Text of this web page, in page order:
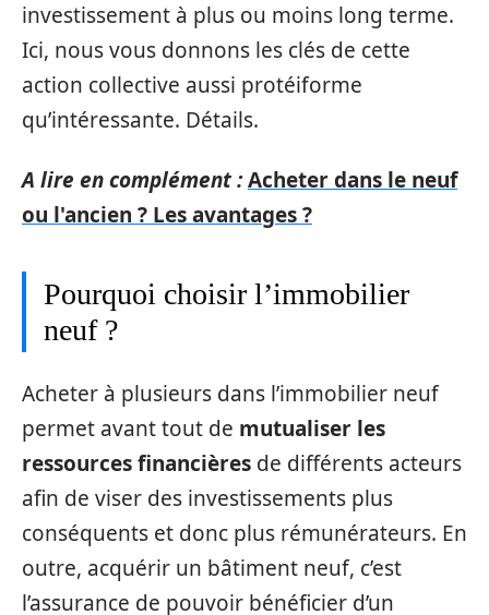
investissement à plus ou moins long terme.
Ici, nous vous donnons les clés de cette
action collective aussi protéiforme
qu’intéressante. Détails.
A lire en complément :Acheter dans le neuf
ou l'ancien ? Les avantages ?
Pourquoi choisir l’immobilier
neuf ?
Acheter à plusieurs dans l’immobilier neuf
permet avant tout de mutualiser les
ressources financières de différents acteurs
afin de viser des investissements plus
conséquents et donc plus rémunérateurs. En
outre, acquérir un bâtiment neuf, c’est
l’assurance de pouvoir bénéficier d’un